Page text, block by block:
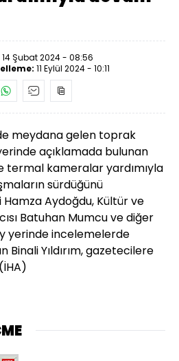
14 Şubat 2024 - 08:56
11 Eylül 2024 - 10:11
meydana gelen toprak
açıklamada bulunan
termal kameralar yardımıyla
sürdüğünü
Hamza Aydoğdu, Kültür ve
Batuhan Mumcu ve diğer
yerinde incelemelerde
Binali Yıldırım, gazetecilere
İHA)